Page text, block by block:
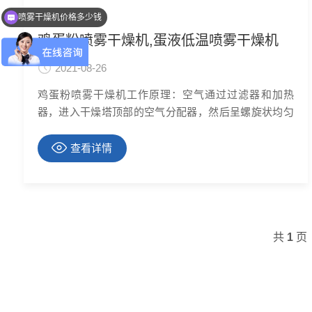
鸡蛋粉喷雾干燥机,蛋液低温喷雾干燥机
2021-08-26
鸡蛋粉喷雾干燥机工作原理：空气通过过滤器和加热
器，进入干燥塔顶部的空气分配器，然后呈螺旋状均匀
蒸发，在短的时间内干燥为成品。成品由干燥塔底部和
旋风分离器排出，废气由风机排出。鸡蛋液低温喷雾干
查看详情
共 1页
喷雾干燥机价格多少钱
可以介绍下产品么？